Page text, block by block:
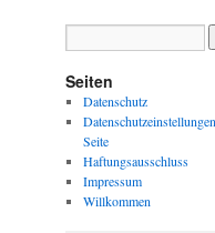
Seiten
Datenschutz
Seite
Haftungsausschluss
Impressum
Willkommen